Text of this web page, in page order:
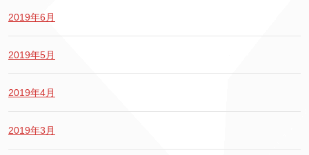
2019年6月
2019年5月
2019年4月
2019年3月